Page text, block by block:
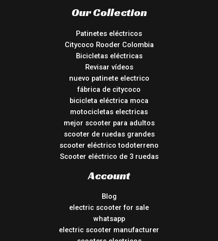
Our Collection
Patinetes eléctricos
Citycoco Rooder Colombia
Bicicletas eléctricas
Revisar vídeos
nuevo patinete electrico
fábrica de citycoco
bicicleta eléctrica moca
motocicletas electricas
mejor scooter para adultos
scooter de ruedas grandes
scooter eléctrico todoterreno
Scooter eléctrico de 3 ruedas
Account
Blog
electric scooter for sale
whatsapp
electric scooter manufacturer